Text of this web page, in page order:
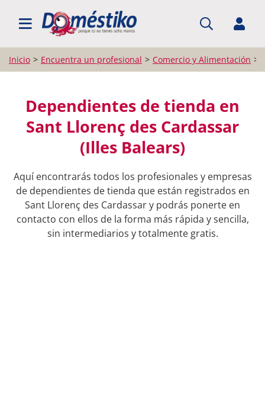
BUSCAR PROFESIONALES
Inicio Encuentra un profesional Comercio y Alimentación
Dependientes de tienda en
Sant Llorenç des Cardassar
(Illes Balears)
Aquí encontrarás todos los profesionales y empresas
de dependientes de tienda que están registrados en
Sant Llorenç des Cardassar y podrás ponerte en
contacto con ellos de la forma más rápida y sencilla,
sin intermediarios y totalmente gratis.